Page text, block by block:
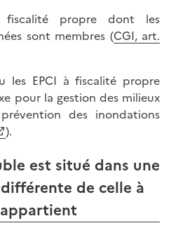
propre dont les
sont membres (CGI, art.
les EPCI à fiscalité propre
pour la gestion des milieux
des inondations
).
est situé dans une
de celle à